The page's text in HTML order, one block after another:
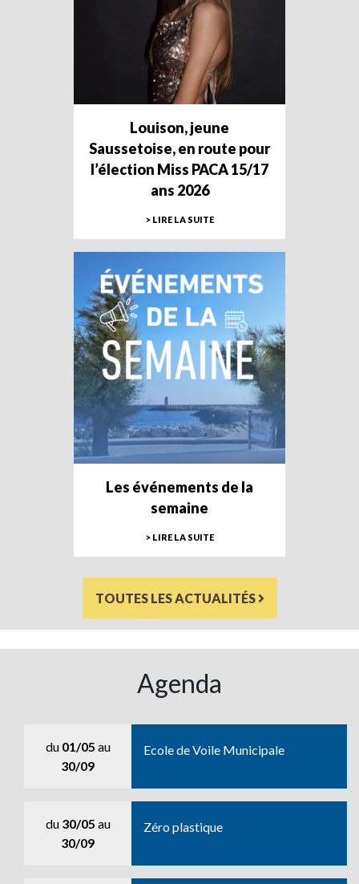
Louison, jeune
Saussetoise, en route pour
l’élection Miss PACA 15/17
ans 2026
> LIRE LA SUITE
Les événements de la
semaine
> LIRE LA SUITE
TOUTES LES ACTUALITÉS
Agenda
du 01/05 au
30/09
Ecole de Voile Municipale
du 30/05 au
30/09
Zéro plastique